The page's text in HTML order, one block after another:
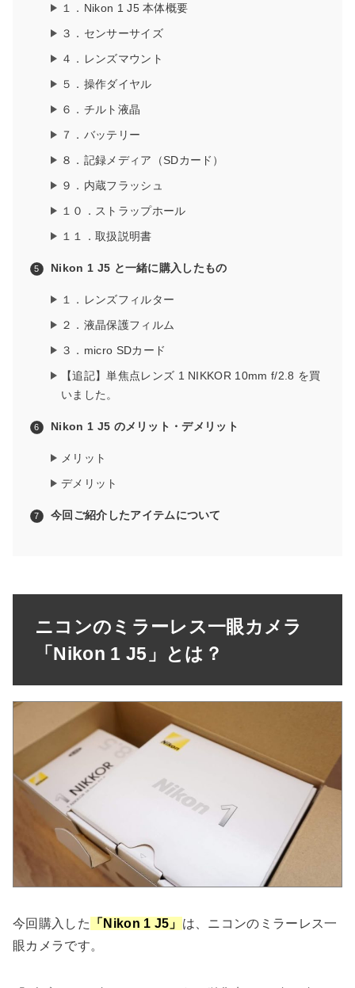
１．Nikon 1 J5 本体概要
３．センサーサイズ
４．レンズマウント
５．操作ダイヤル
６．チルト液晶
７．バッテリー
８．記録メディア（SDカード）
９．内蔵フラッシュ
１０．ストラップホール
１１．取扱説明書
Nikon 1 J5 と一緒に購入したもの
１．レンズフィルター
２．液晶保護フィルム
３．micro SDカード
【追記】単焦点レンズ 1 NIKKOR 10mm f/2.8 を買
いました。
Nikon 1 J5 のメリット・デメリット
メリット
デメリット
今回ご紹介したアイテムについて
ニコンのミラーレス一眼カメラ
「Nikon 1 J5」とは？
今回購入した 「Nikon 1 J5」 は、ニコンのミラーレス一
眼カメラです。